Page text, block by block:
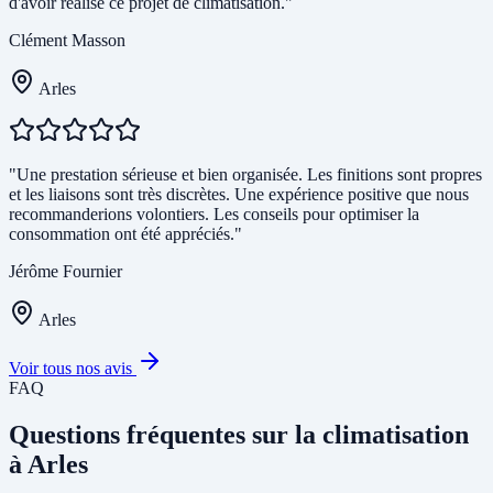
Clément Masson
Arles
"Une prestation sérieuse et bien organisée. Les finitions sont propres
et les liaisons sont très discrètes. Une expérience positive que nous
recommanderions volontiers. Les conseils pour optimiser la
consommation ont été appréciés."
Jérôme Fournier
Arles
Voir tous nos avis
FAQ
Questions fréquentes sur la climatisation
à Arles